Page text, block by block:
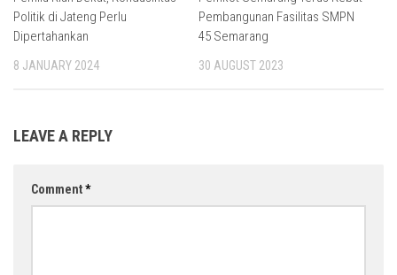
Politik di Jateng Perlu
Dipertahankan
8 JANUARY 2024
Pembangunan Fasilitas SMPN
45 Semarang
30 AUGUST 2023
LEAVE A REPLY
Comment*